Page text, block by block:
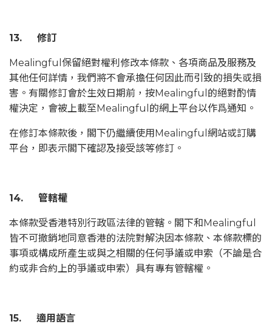
13. 修訂
Mealingful保留絕對權利修改本條款、各項商品及服務及
其他任何詳情，我們將不會承擔任何因此而引致的損失或損
害。有關修訂會於生效日期前，按Mealingful的絕對酌情
權決定，會被上載至Mealingful的網上平台以作爲通知。
在修訂本條款後，閣下仍繼續使用Mealingful網站或訂購
平台，即表示閣下確認及接受該等修訂。
14. 管轄權
本條款受香港特別行政區法律的管轄。閣下和Mealingful
皆不可撤銷地同意香港的法院對解決因本條款、本條款標的
事項或構成所產生或與之相關的任何爭議或申索（不論是合
約或非合約上的爭議或申索）具有專有管轄權。
15. 適用語言